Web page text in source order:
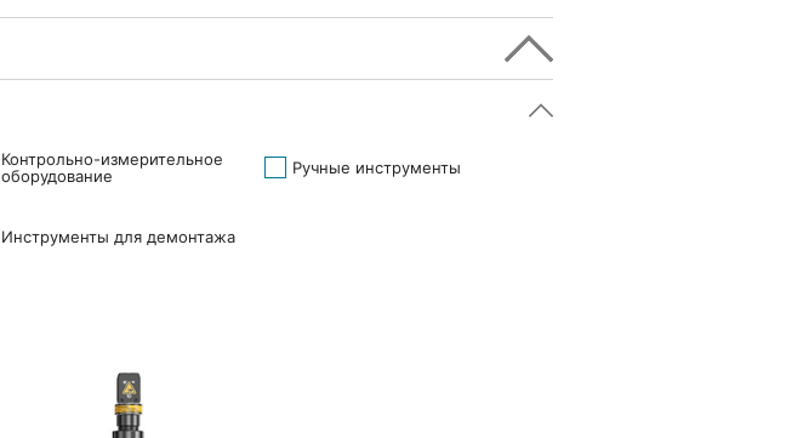
Контрольно-измерительное
оборудование
Ручные инструменты
Инструменты для демонтажа